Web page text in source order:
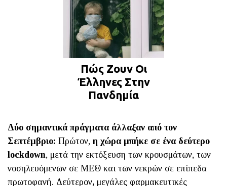
Πώς Ζουν Οι
Έλληνες Στην
Πανδημία
Δύο σημαντικά πράγματα άλλαξαν από τον
Σεπτέμβριο: Πρώτον, η χώρα μπήκε σε ένα δεύτερο
lockdown, μετά την εκτόξευση των κρουσμάτων, των
νοσηλευόμενων σε ΜΕΘ και των νεκρών σε επίπεδα
πρωτοφανή. Δεύτερον, μεγάλες φαρμακευτικές